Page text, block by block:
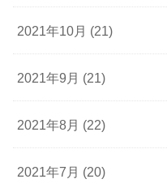
2021年10月 (21)
2021年9月 (21)
2021年8月 (22)
2021年7月 (20)